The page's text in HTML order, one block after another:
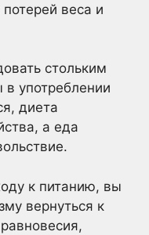
веса и
стольким
употреблении
диета
а еда
к питанию, вы
вернуться к